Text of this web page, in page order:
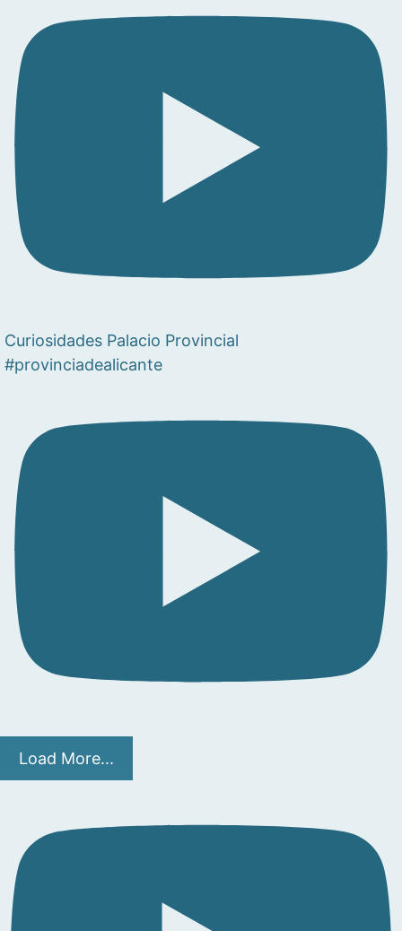
Curiosidades Palacio Provincial
#provinciadealicante
Load More...